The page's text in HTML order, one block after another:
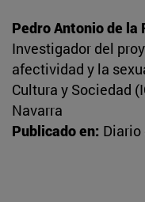
Pedro Antonio de la
Investigador del
afectividad y la
Cultura y Sociedad
Navarra
Publicado en: Diario